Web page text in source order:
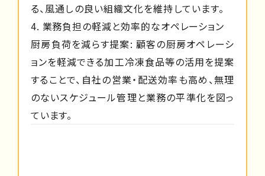
る、風通しの良い組織文化を維持しています。
4. 業務負担の軽減と効率的なオペレーション
厨房負荷を減らす提案: 顧客の厨房オペレーシ
ョンを軽減できる加工冷凍食品等の活用を提案
することで、自社の営業・配送効率も高め、無理
のないスケジュール管理と業務の平準化を図っ
ています。